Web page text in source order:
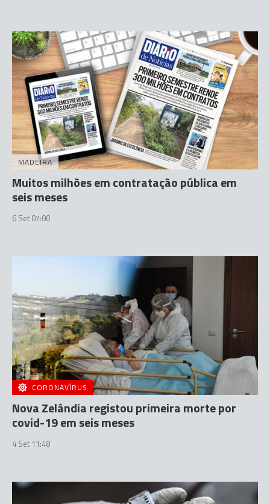
MADEIRA
Muitos milhões em contratação pública em
seis meses
6 Set 07:00
CORONAVÍRUS
Nova Zelândia registou primeira morte por
covid-19 em seis meses
4 Set 11:48